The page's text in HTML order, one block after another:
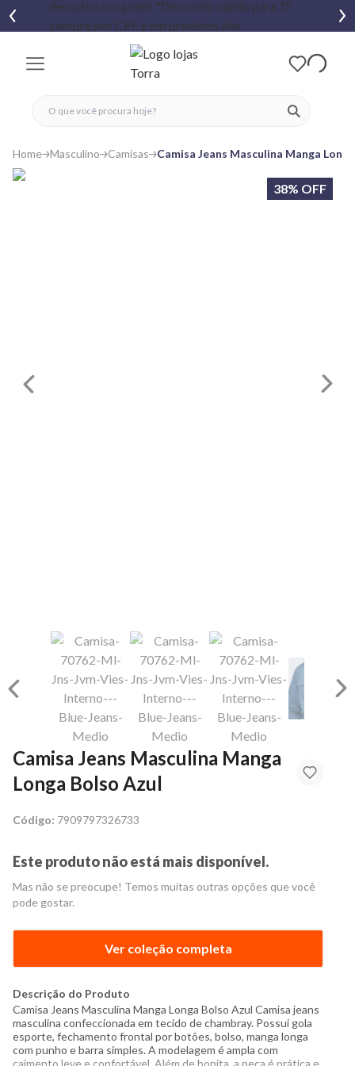
ver
fechar menu
fechar menu
favoritos
Home Masculino Camisas Camisa Jeans Masculina Manga
38% OFF
Camisa Jeans Masculina Manga
Longa Bolso Azul
Código: 7909797326733
Este produto não está mais disponível.
Mas não se preocupe! Temos muitas outras opções que você
pode gostar.
Ver coleção completa
Descrição do Produto
Camisa Jeans Masculina Manga Longa Bolso Azul Camisa jeans
masculina confeccionada em tecido de chambray. Possui gola
esporte, fechamento frontal por botões, bolso, manga longa
com punho e barra simples. A modelagem é ampla com
caimento leve e confortável. Além de bonita, a peça é prática e